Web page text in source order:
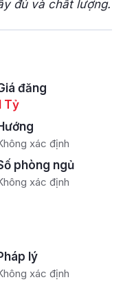
đủ và chất lượng.
đăng
Tỷ
xác định
phòng ngủ
xác định
lý
xác định